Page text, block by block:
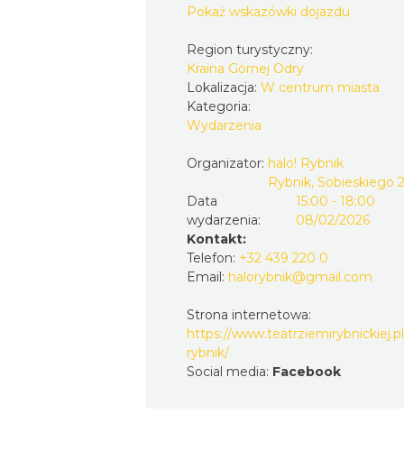
Pokaż wskazówki dojazdu
Region turystyczny:
Kraina Górnej Odry
Lokalizacja: W centrum miasta
Kategoria:
Wydarzenia
Organizator: halo! Rybnik
Rybnik, Sobieskiego
Data
wydarzenia:
15:00 - 18:00
08/02/2026
Kontakt:
Telefon: +32 439 220 0
Email: halorybnik@gmail.com
Strona internetowa:
https://
rybnik/
Social media: Facebook